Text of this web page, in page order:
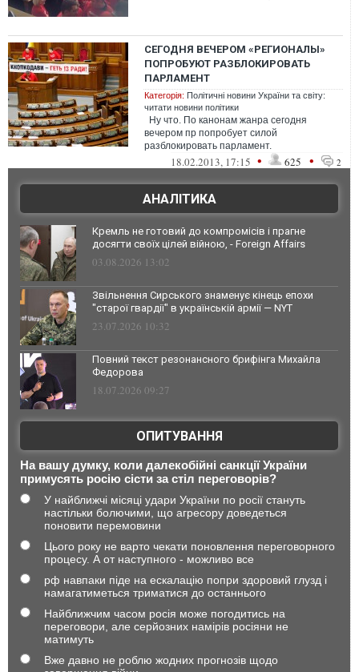
СЕГОДНЯ ВЕЧЕРОМ «РЕГИОНАЛЫ»
ПОПРОБУЮТ РАЗБЛОКИРОВАТЬ
ПАРЛАМЕНТ
Категорія: Політичні новини України та світу:
читати новини політики
Ну что. По канонам жанра сегодня
вечером пр попробует силой
разблокировать парламент.
18.02.2013, 17:15 • 625 • 2
АНАЛІТИКА
Кремль не готовий до компромісів і прагне
досягти своїх цілей війною, - Foreign Affairs
03.08.2026 13:02
Звільнення Сирського знаменує кінець епохи
"старої гвардії" в українській армії — NYT
23.07.2026 10:32
Повний текст резонансного брифінга Михайла
Федорова
18.07.2026 09:27
ОПИТУВАННЯ
На вашу думку, коли далекобійні санкції України
примусять росію сісти за стіл переговорів?
У найближчі місяці удари України по росії стануть
настільки болючими, що агресору доведеться
поновити перемовини
Цього року не варто чекати поновлення переговорного
процесу. А от наступного - можливо все
рф навпаки піде на ескалацію попри здоровий глузд і
намагатиметься триматися до останнього
Найближчим часом росія може погодитись на
переговори, але серйозних намірів росіяни не
матимуть
Вже давно не роблю жодних прогнозів щодо